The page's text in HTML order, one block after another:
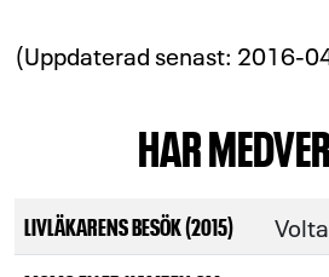
(Uppdaterad senast: 2016-
HAR
LIVLÄKARENS BESÖK (2015)